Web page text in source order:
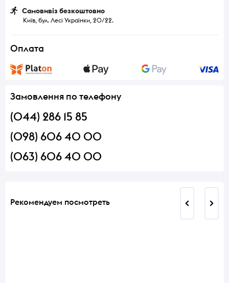
Самовивіз безкоштовно
Київ, бул. Лесі Українки, 20/22.
Оплата
Замовлення по телефону
(044) 286 15 85
(098) 606 40 00
(063) 606 40 00
Рекомендуем посмотреть